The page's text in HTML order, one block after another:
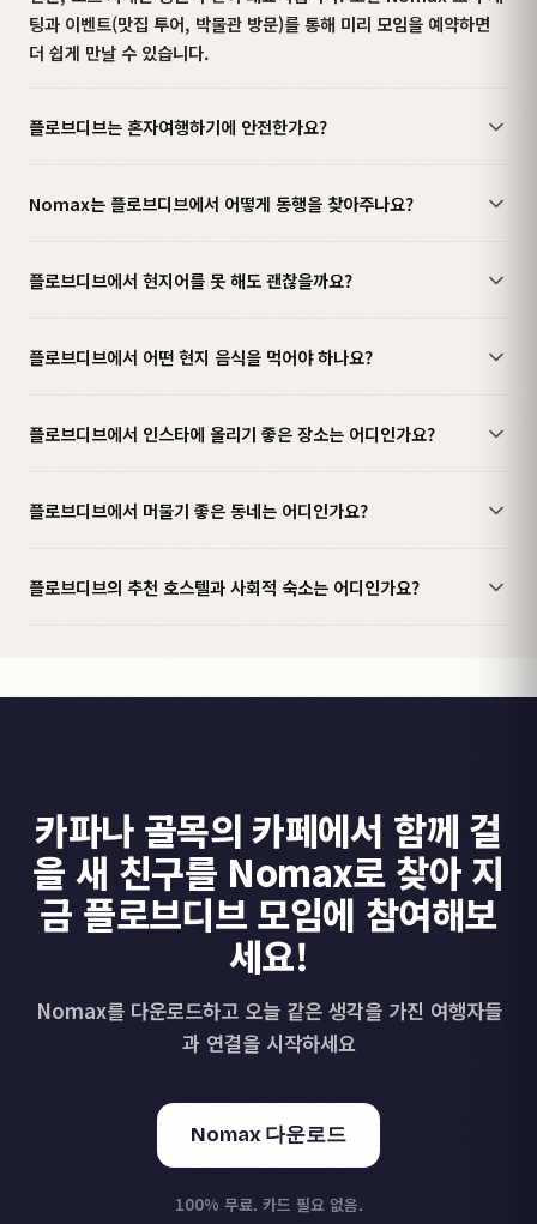
팅과 이벤트(맛집 투어, 박물관 방문)를 통해 미리 모임을 예약하면
더 쉽게 만날 수 있습니다.
플로브디브는 혼자여행하기에 안전한가요?
Nomax는 플로브디브에서 어떻게 동행을 찾아주나요?
플로브디브에서 현지어를 못 해도 괜찮을까요?
플로브디브에서 어떤 현지 음식을 먹어야 하나요?
플로브디브에서 인스타에 올리기 좋은 장소는 어디인가요?
플로브디브에서 머물기 좋은 동네는 어디인가요?
플로브디브의 추천 호스텔과 사회적 숙소는 어디인가요?
카파나 골목의 카페에서 함께 걸
을 새 친구를 Nomax로 찾아 지
금 플로브디브 모임에 참여해보
세요!
Nomax를 다운로드하고 오늘 같은 생각을 가진 여행자들
과 연결을 시작하세요
Nomax 다운로드
100% 무료. 카드 필요 없음.